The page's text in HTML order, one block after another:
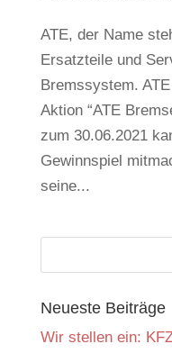
ATE, der Name
Ersatzteile und
Bremssystem.
Aktion “ATE
zum 30.06.2021
Gewinnspiel
seine...
Neueste Beiträge
Wir stellen ein: